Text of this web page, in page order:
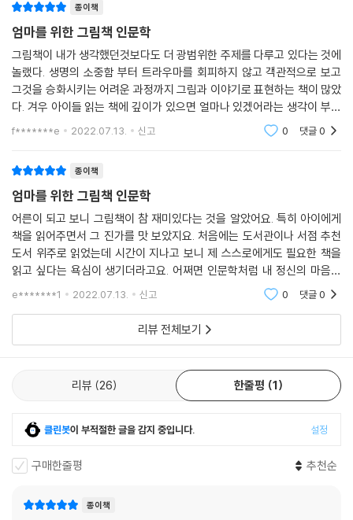
속에서 자연히 힘을 얻는 것 역시 그림책이 주는 유익함 중 하나이다.
아이와의 진실한 교감은 어른이 아이를 바르게 바라볼 수 있을 때 이루어
진다. 그림책은 사람의 마음을 순화시키기 때문에 사람의 마음결을 따뜻하
게 만든다. 나와 세상을 바라보는 시선이 유연해지고, 그 시선으로 새로운
관찰과 발견은 내면을 더 성숙시켜 준다.
기를 얻고, 일상의 편안함을 누리길 바란다.
종이책
엄마를 위한 그림책 인문학
그림책이 내가 생각했던것보다도 더 광범위한 주제를 다루고 있다는 것에
놀랬다. 생명의 소중함 부터 트라우마를 회피하지 않고 객관적으로 보고
그것을 승화시키는 어려운 과정까지 그림과 이야기로 표현하는 책이 많았
다. 겨우 아이들 읽는 책에 깊이가 있으면 얼마나 있겠어라는 생각이 부끄
러워졌다. 제목에서 알 수 있듯이 여러가지 그림책들과 그에 담긴 인문학
f*******e 2022.07.13. 신고 0 댓글0
종이책
엄마를 위한 그림책 인문학
어른이 되고 보니 그림책이 참 재미있다는 것을 알았어요. 특히 아이에게
책을 읽어주면서 그 진가를 맛 보았지요. 처음에는 도서관이나 서점 추천
도서 위주로 읽었는데 시간이 지나고 보니 제 스스로에게도 필요한 책을
읽고 싶다는 욕심이 생기더라고요. 어쩌면 인문학처럼 내 정신의 마음의
갈증을 그림책이 채워줄 수 있겠구나 기대한지도 모르겠어요. 그래서 이
e*******1 2022.07.13. 신고 0 댓글0
리뷰 전체보기
리뷰 26 한줄평 1
클린봇이 부적절한 글을 감지 중입니다. 설정
구매한줄평 추천순
종이책